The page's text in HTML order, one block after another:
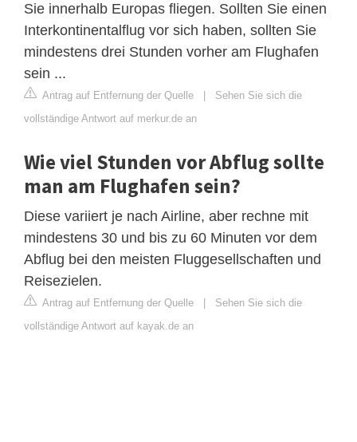
Sie innerhalb Europas fliegen. Sollten Sie einen
Interkontinentalflug vor sich haben, sollten Sie
mindestens drei Stunden vorher am Flughafen
sein ...
Antrag auf Entfernung der Quelle
Sehen Sie sich die
vollständige Antwort auf merkur.de an
Wie viel Stunden vor Abflug sollte
man am Flughafen sein?
Diese variiert je nach Airline, aber rechne mit
mindestens 30 und bis zu 60 Minuten vor dem
Abflug bei den meisten Fluggesellschaften und
Reisezielen.
Antrag auf Entfernung der Quelle
Sehen Sie sich die
vollständige Antwort auf kayak.de an